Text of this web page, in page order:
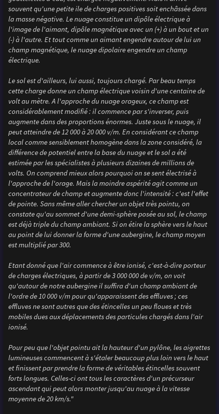
souvent qu'une petite ile de charges positives soit enchâssée dans
la masse négative. Le nuage constitue un dipôle électrique à
l'image de l'aimant, dipôle magnétique avec un (+) à un bout et un
(-) à l'autre. Et tout comme un aimant engendre autour de lui un
champ magnétique, le nuage dipolaire engendre un champ
électrique.
Le sol est d'ailleurs, lui aussi, toujours chargé. Par beau temps
cette charge donne un champ électrique voisin d'une centaine de
volt au mètre. A l'approche du nuage orageux, ce champ est
considérablement modifié : il commence par s'inverser, puis
augmente dans des proportions énormes. Juste sous le nuage, il
peut atteindre de 12 000 à 20 000 v/m. En considérant ce champ
local comme sensiblement homogène dans la zone considéré, la
différence de potentiel entre la base du nuage et le sol a été
estimée par les spécialistes à plusieurs dizaines de millions de
volts. On comprend mieux alors pourquoi on se sent électrisé à
l'approche de l'orage. Mais la moindre aspérité agit comme un
concentrateur de champ et augmente donc l'intensité : c'est l'effet
de pointe. Sans même aller chercher un objet très pointu, on
constate qu'au sommet d'une demi-sphère posée au sol, le champ
est déjà triple du champ ambiant. Si on étire la sphère vers le haut
au point de lui donner la forme d'une aubergine, le champ moyen
est multiplié par 300.
Etant donné que l'air commence à être ionisé, c'est-à-dire porteur
de charges électriques, à partir de 3 000 000 de v/m, on voit
qu'autour de notre aubergine il suffira d'un champ ambiant de
l'ordre de 10 000 v/m pour qu'apparaissent des effluves ; ces
effluves ne sont autres que des étincelles un peu floues et très
mobiles dues aux déplacements des particules chargés dans l'air
ionisé.
Pour peu que l'objet pointu ait la hauteur d'un pylône, les aigrettes
lumineuses commencent à s'étaler beaucoup plus loin vers le haut
et finissent par prendre la forme de véritables étincelles souvent
forts longues. Celles-ci ont tous les caractères d'un précurseur
ascendant qui peut alors monter jusqu'au nuage à la vitesse
moyenne de 20 km/s."